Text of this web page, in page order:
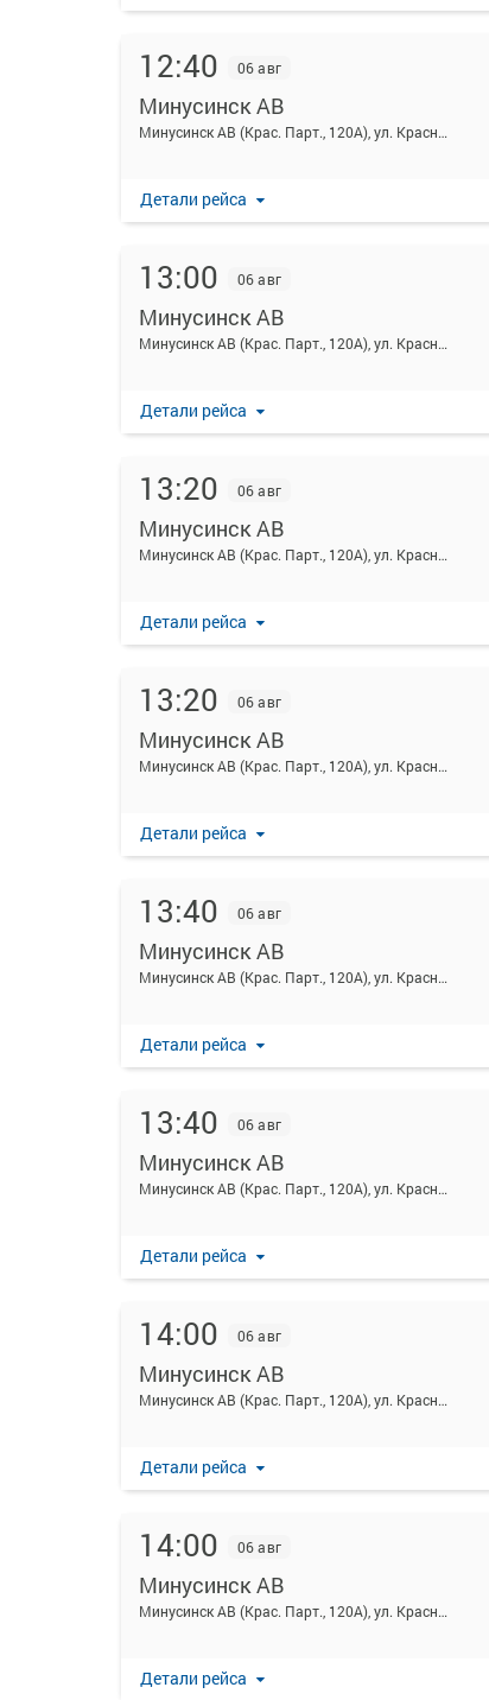
12:40 06 авг
Минусинск АВ
Минусинск АВ (Крас. Парт., 120А), ул. Красных партизан 120а
Детали рейса
13:00 06 авг
Минусинск АВ
Минусинск АВ (Крас. Парт., 120А), ул. Красных партизан 120а
Детали рейса
13:20 06 авг
Минусинск АВ
Минусинск АВ (Крас. Парт., 120А), ул. Красных партизан 120а
Детали рейса
13:20 06 авг
Минусинск АВ
Минусинск АВ (Крас. Парт., 120А), ул. Красных партизан 120а
Детали рейса
13:40 06 авг
Минусинск АВ
Минусинск АВ (Крас. Парт., 120А), ул. Красных партизан 120а
Детали рейса
13:40 06 авг
Минусинск АВ
Минусинск АВ (Крас. Парт., 120А), ул. Красных партизан 120а
Детали рейса
14:00 06 авг
Минусинск АВ
Минусинск АВ (Крас. Парт., 120А), ул. Красных партизан 120а
Детали рейса
14:00 06 авг
Минусинск АВ
Минусинск АВ (Крас. Парт., 120А), ул. Красных партизан 120а
Детали рейса